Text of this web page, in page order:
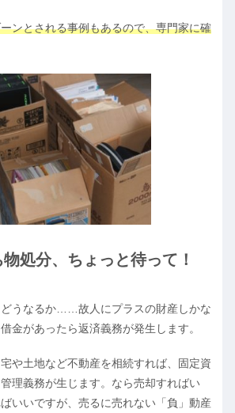
ンとされる事例もあるので、専門家に確
処分、ちょっと待って！
うなるか……故人にプラスの財産しかな
金があったら返済義務が発生します。
や土地など不動産を相続すれば、固定資
理義務が生じます。なら売却すればい
いいですが、売るに売れない「負」動産